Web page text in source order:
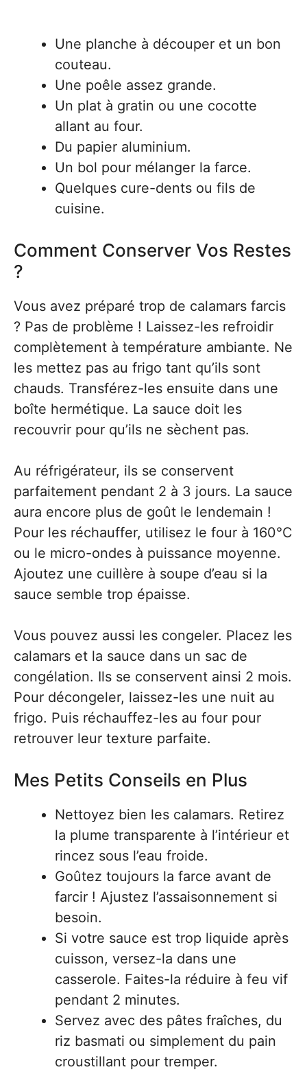
Une planche à découper et un bon
couteau.
Une poêle assez grande.
Un plat à gratin ou une cocotte
allant au four.
Du papier aluminium.
Un bol pour mélanger la farce.
Quelques cure-dents ou fils de
cuisine.
Comment Conserver Vos Restes
?
Vous avez préparé trop de calamars farcis
? Pas de problème ! Laissez-les refroidir
complètement à température ambiante. Ne
les mettez pas au frigo tant qu’ils sont
chauds. Transférez-les ensuite dans une
boîte hermétique. La sauce doit les
recouvrir pour qu’ils ne sèchent pas.
Au réfrigérateur, ils se conservent
parfaitement pendant 2 à 3 jours. La sauce
aura encore plus de goût le lendemain !
Pour les réchauffer, utilisez le four à 160°C
ou le micro-ondes à puissance moyenne.
Ajoutez une cuillère à soupe d’eau si la
sauce semble trop épaisse.
Vous pouvez aussi les congeler. Placez les
calamars et la sauce dans un sac de
congélation. Ils se conservent ainsi 2 mois.
Pour décongeler, laissez-les une nuit au
frigo. Puis réchauffez-les au four pour
retrouver leur texture parfaite.
Mes Petits Conseils en Plus
Nettoyez bien les calamars. Retirez
la plume transparente à l’intérieur et
rincez sous l’eau froide.
Goûtez toujours la farce avant de
farcir ! Ajustez l’assaisonnement si
besoin.
Si votre sauce est trop liquide après
cuisson, versez-la dans une
casserole. Faites-la réduire à feu vif
pendant 2 minutes.
Servez avec des pâtes fraîches, du
riz basmati ou simplement du pain
croustillant pour tremper.